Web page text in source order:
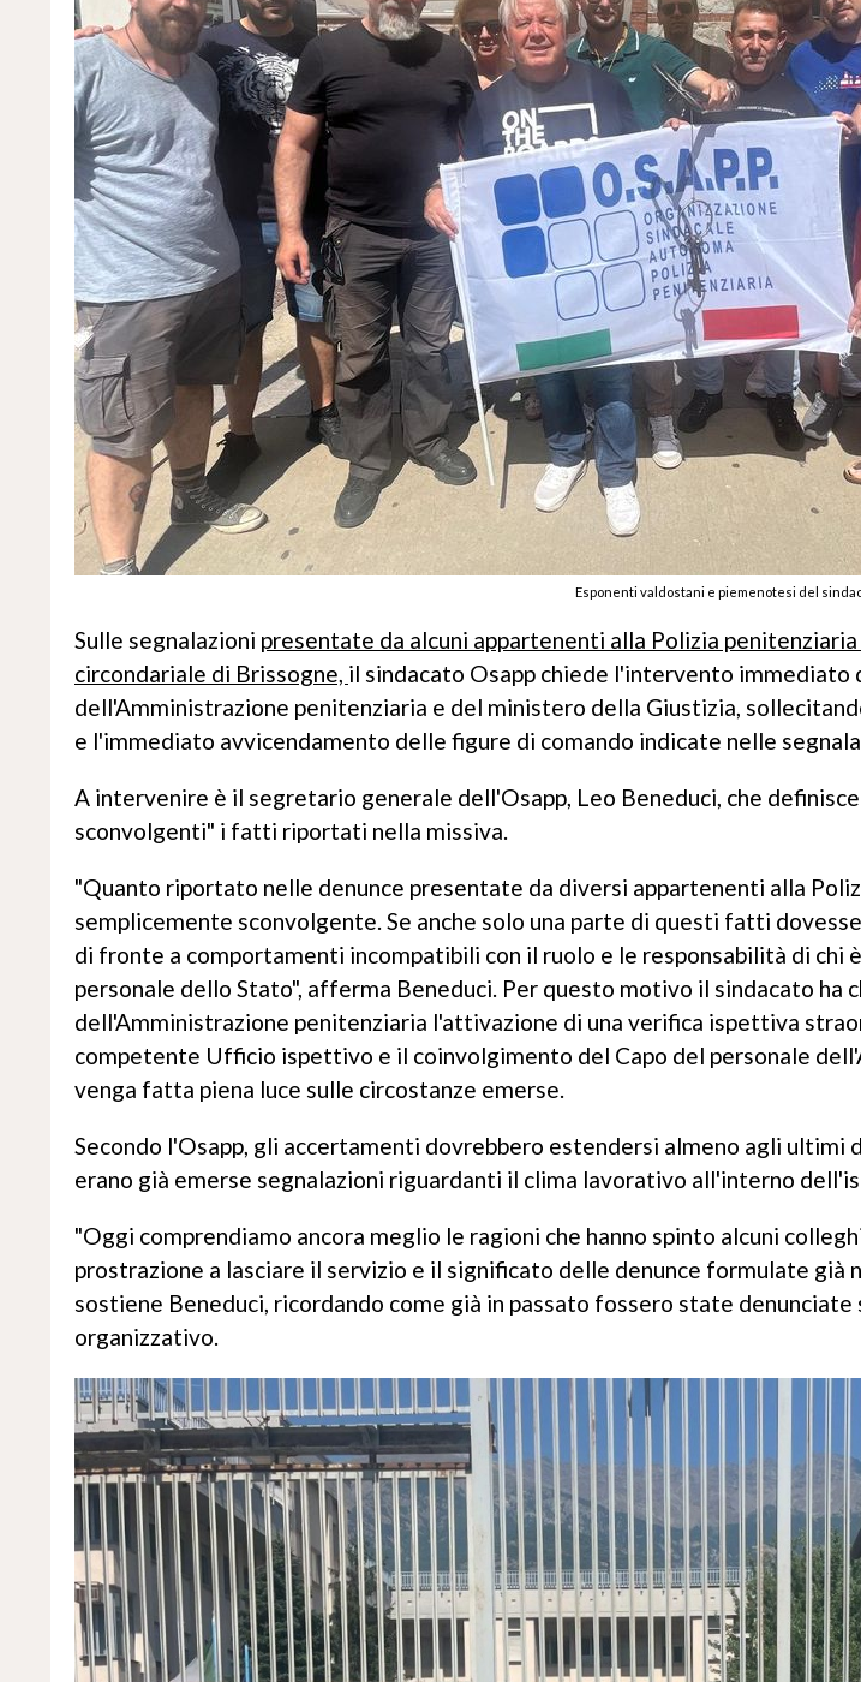
Esponenti valdostani e piemenotesi del
Sulle segnalazioni presentate da alcuni appartenenti alla Polizia
circondariale di Brissogne, il sindacato Osapp chiede l'intervento
dell'Amministrazione penitenziaria e del ministero della Giustizia,
e l'immediato avvicendamento delle figure di comando indicate nelle
A intervenire è il segretario generale dell'Osapp, Leo Beneduci, che
sconvolgenti" i fatti riportati nella missiva.
"Quanto riportato nelle denunce presentate da diversi appartenenti alla
semplicemente sconvolgente. Se anche solo una parte di questi fatti
di fronte a comportamenti incompatibili con il ruolo e le responsabilità di chi
personale dello Stato", afferma Beneduci. Per questo motivo il sindacato ha
dell'Amministrazione penitenziaria l'attivazione di una verifica ispettiva
competente Ufficio ispettivo e il coinvolgimento del Capo del personale
venga fatta piena luce sulle circostanze emerse.
Secondo l'Osapp, gli accertamenti dovrebbero estendersi almeno agli ultimi
erano già emerse segnalazioni riguardanti il clima lavorativo all'interno
"Oggi comprendiamo ancora meglio le ragioni che hanno spinto alcuni
prostrazione a lasciare il servizio e il significato delle denunce formulate già
sostiene Beneduci, ricordando come già in passato fossero state
organizzativo.